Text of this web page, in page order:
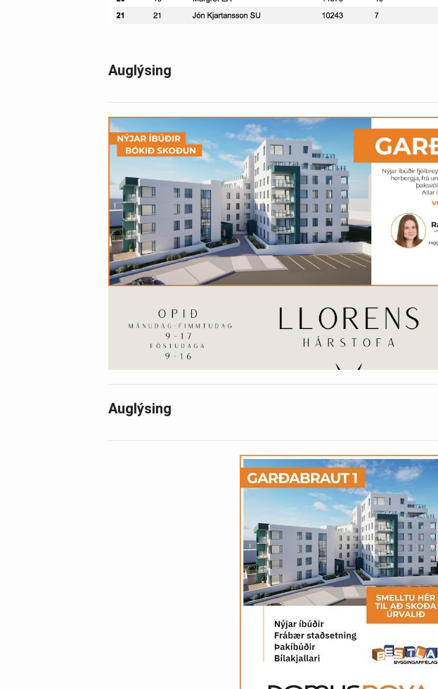
Auglýsing
Auglýsing